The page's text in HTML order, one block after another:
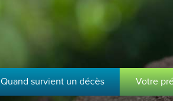
Quand survient un décès Votre